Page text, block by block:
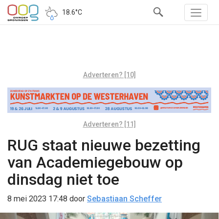
18.6°C
Adverteren? [10]
Adverteren? [11]
RUG staat nieuwe bezetting
van Academiegebouw op
dinsdag niet toe
8 mei 2023 17:48 door Sebastiaan Scheffer